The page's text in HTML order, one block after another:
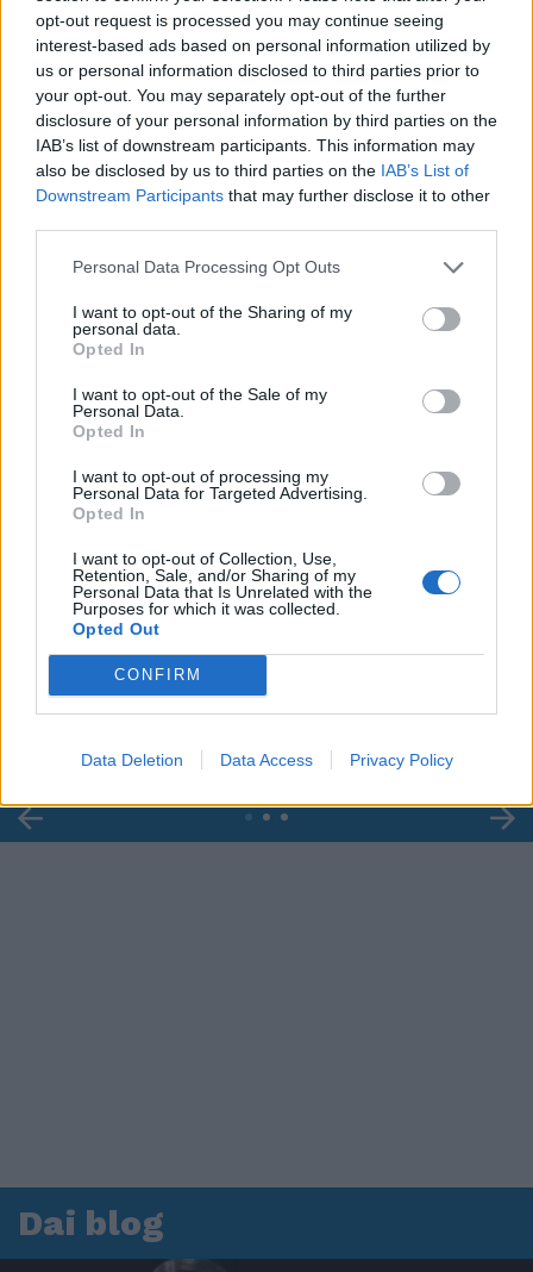
opt-out request is processed you may continue seeing
interest-based ads based on personal information utilized by
us or personal information disclosed to third parties prior to
your opt-out. You may separately opt-out of the further
disclosure of your personal information by third parties on the
IAB’s list of downstream participants. This information may
also be disclosed by us to third parties on the IAB’s List of
Downstream Participants that may further disclose it to other
Personal Data Processing Opt Outs
I want to opt-out of the Sharing of my
personal data.
Opted In
I want to opt-out of the Sale of my
Personal Data.
Opted In
I want to opt-out of processing my
Personal Data for Targeted Advertising.
Opted In
I want to opt-out of Collection, Use,
Retention, Sale, and/or Sharing of my
Personal Data that Is Unrelated with the
Purposes for which it was collected.
Opted Out
CONFIRM
Data Deletion Data Access Privacy Policy
00:00
Leonardo Maria Del Vecchio dall'ex compagna
in ospedale. Le dichiarazioni ai giornalisti
Dai blog